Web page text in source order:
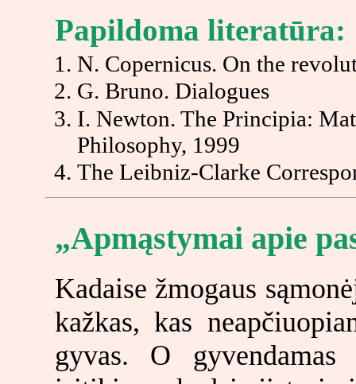
Papildoma literatūra:
N. Copernicus. On the
G. Bruno. Dialogues
I. Newton. The Principia:
Philosophy, 1999
The Leibniz-Clarke
„Apmąstymai apie
Kadaise žmogaus
kažkas, kas
gyvas. O